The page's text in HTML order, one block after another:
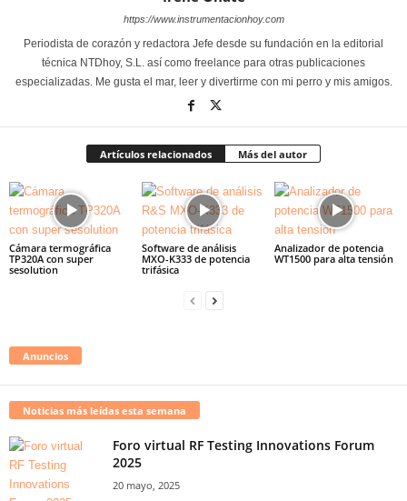
https://www.instrumentacionhoy.com
Periodista de corazón y redactora Jefe desde su fundación en la editorial
técnica NTDhoy, S.L. así como freelance para otras publicaciones
especializadas. Me gusta el mar, leer y divertirme con mi perro y mis amigos.
Artículos relacionados Más del autor
Cámara termográfica
TP320A con super
sesolution
Software de análisis
MXO-K333 de potencia
trifásica
Analizador de potencia
WT1500 para alta tensión
Anuncios
Noticias más leídas esta semana
Foro virtual RF Testing Innovations Forum
2025
20 mayo, 2025